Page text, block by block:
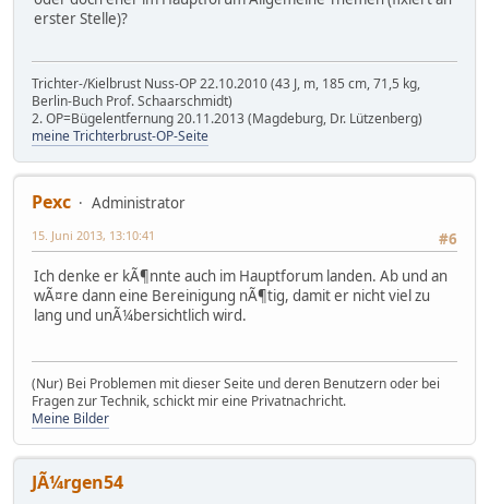
erster Stelle)?
Trichter-/Kielbrust Nuss-OP 22.10.2010 (43 J, m, 185 cm, 71,5 kg,
Berlin-Buch Prof. Schaarschmidt)
2. OP=Bügelentfernung 20.11.2013 (Magdeburg, Dr. Lützenberg)
meine Trichterbrust-OP-Seite
Pexc
Administrator
#6
15. Juni 2013, 13:10:41
Ich denke er kÃ¶nnte auch im Hauptforum landen. Ab und an
wÃ¤re dann eine Bereinigung nÃ¶tig, damit er nicht viel zu
lang und unÃ¼bersichtlich wird.
(Nur) Bei Problemen mit dieser Seite und deren Benutzern oder bei
Fragen zur Technik, schickt mir eine Privatnachricht.
Meine Bilder
JÃ¼rgen54